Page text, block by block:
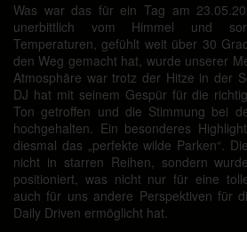
Was war das für ein Tag am
unerbittlich vom Himmel und
Temperaturen, gefühlt weit über 30
den Weg gemacht hat, wurde unserer
Atmosphäre war trotz der Hitze in der
DJ hat mit seinem Gespür für die
Ton getroffen und die Stimmung bei
hochgehalten. Ein besonderes
diesmal das „perfekte wilde Parken“.
nicht in starren Reihen, sondern
positioniert, was nicht nur für eine
auch für uns andere Perspektiven für
Daily Driven ermöglicht hat.